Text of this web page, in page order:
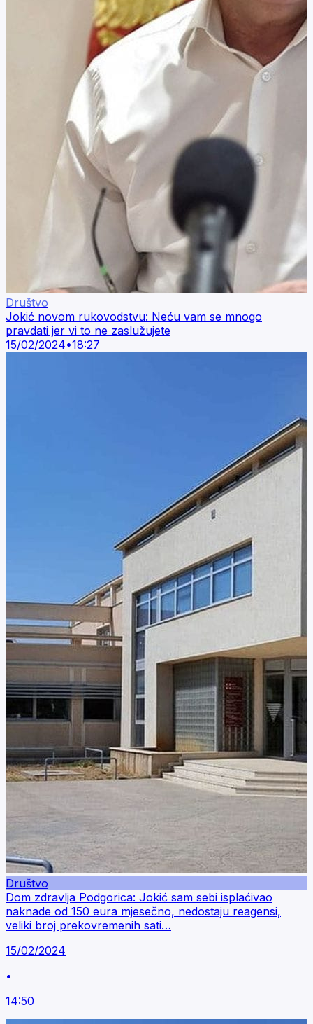
Društvo
Jokić novom rukovodstvu: Neću vam se mnogo
pravdati jer vi to ne zaslužujete
15/02/2024•18:27
Društvo
Dom zdravlja Podgorica: Jokić sam sebi isplaćivao
naknade od 150 eura mjesečno, nedostaju reagensi,
veliki broj prekovremenih sati…
15/02/2024
•
14:50